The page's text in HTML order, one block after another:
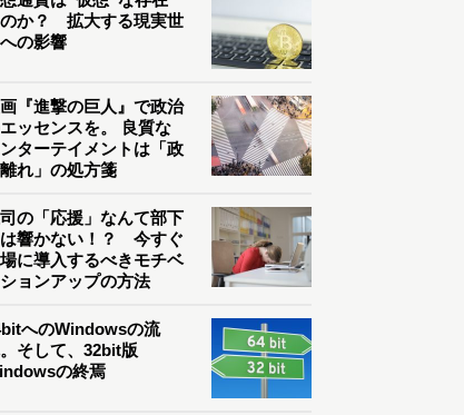
か？ 拡大する現実世
の影響
『進撃の巨人』で政治
ッセンスを。 良質な
ターテイメントは「政
れ」の処方箋
司の「応援」なんて部下
響かない！？ 今すぐ
に導入するべきモチベ
ョンアップの方法
へのWindowsの流
そして、32bit版
の終焉